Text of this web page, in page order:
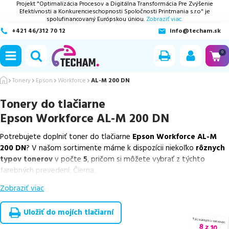
Projekt "Optimalizácia Procesov a Digitálna Transformácia Pre Zvýšenie
Efektívnosti a Konkurencieschopnosti Spoločnosti Printmania s.r.o" je
spolufinancovaný Európskou úniou. Zobraziť viac.
+421 46/312 70 12
info@techam.sk
0
Tonery Epson Workforce AL-M 200 DN
Tonery do tlačiarne
Epson Workforce AL-M 200 DN
Potrebujete doplniť toner do tlačiarne Epson Workforce AL-M
200 DN? V našom sortimente máme k dispozícii niekoľko rôznych
typov tonerovv počte 5, pričom si môžete vybrať z týchto
farebných prevedení: Čierna.
Z uvedeného množstva dostupných náplní
náplnev počte2ks, ako ajcenovo výhodnejšie alternatívy,
ktoré plne zachovávajú kvalitu tlače
overené náhrady v rôznych triedach
, medzi ktoré patríšpičková
Zobraziť viac
Uložiť do mojích tlačiarní